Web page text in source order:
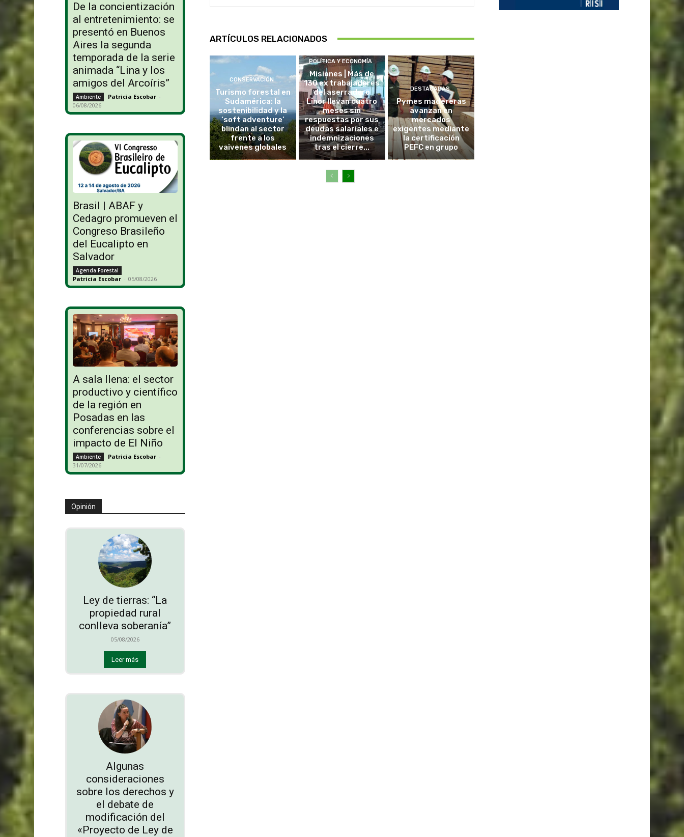
De la concientización
al entretenimiento: se
presentó en Buenos
Aires la segunda
temporada de la serie
animada “Lina y los
amigos del Arcoíris”
Ambiente Patricia Escobar -
06/08/2026
Brasil | ABAF y
Cedagro promueven el
Congreso Brasileño
del Eucalipto en
Salvador
Agenda Forestal
Patricia Escobar - 05/08/2026
A sala llena: el sector
productivo y científico
de la región en
Posadas en las
conferencias sobre el
impacto de El Niño
Ambiente Patricia Escobar -
31/07/2026
Opinión
Ley de tierras: “La
propiedad rural
conlleva soberanía”
05/08/2026
Leer más
Algunas
consideraciones
sobre los derechos y
el debate de
modificación del
«Proyecto de Ley de
ARTÍCULOS RELACIONADOS
CONSERVACIÓN
Turismo forestal en
Sudamérica: la
sostenibilidad y la
‘soft adventure’
blindan al sector
frente a los
vaivenes globales
POLÍTICA Y ECONOMÍA
Misiones | Más de
130 ex trabajadores
del aserradero
Linor llevan cuatro
meses sin
respuestas por sus
deudas salariales e
indemnizaciones
tras el cierre...
DESTACADAS
Pymes madereras
avanzan en
mercados
exigentes mediante
la certificación
PEFC en grupo